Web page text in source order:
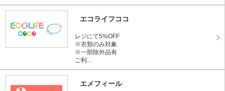
エコライフココ
レジにて5%OFF
※衣類のみ対象
※一部除外品有
ご利...
エメフィール